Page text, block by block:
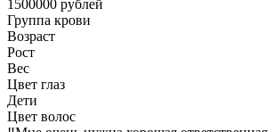
1500000 рублей
Группа крови
Возраст
Рост
Вес
Цвет глаз
Дети
Цвет волос